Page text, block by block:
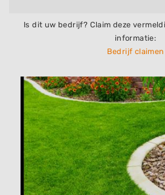
Is dit uw bedrijf? Claim deze
informatie:
Bedrijf claimen